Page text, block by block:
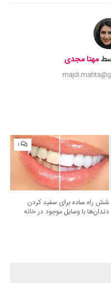
مهتا مجدی
۱
شش راه ساده برای سفید کردن
دندان‌ها با وسایل موجود در خانه